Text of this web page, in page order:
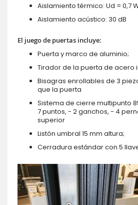
Aislamiento térmico: Ud = 0,7
Aislamiento acústico: 30 dB
El juego de puertas incluye:
Puerta y marco de aluminio;
Tirador de la puerta de acero
Bisagras enrollables de 3
que la puerta
Sistema de cierre multipunto
7 puntos, - 2 ganchos, - 4
superior
Listón umbral 15 mm altura;
Cerradura estándar con 5